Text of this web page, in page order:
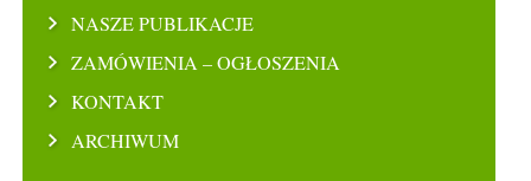
NASZE PUBLIKACJE
ZAMÓWIENIA – OGŁOSZENIA
KONTAKT
ARCHIWUM